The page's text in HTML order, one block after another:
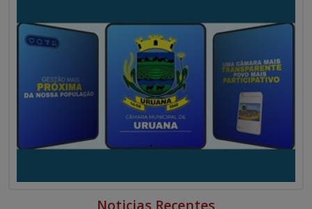
Noticias Recentes